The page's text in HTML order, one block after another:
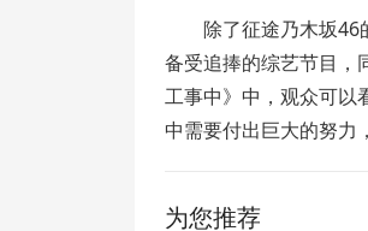
除了征途乃木坂46
备受追捧的综艺节目，
工事中》中，观众可以
中需要付出巨大的努力
为您推荐